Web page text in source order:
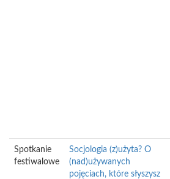
Spotkanie
festiwalowe
Socjologia (z)użyta? O
(nad)używanych
pojęciach, które słyszysz